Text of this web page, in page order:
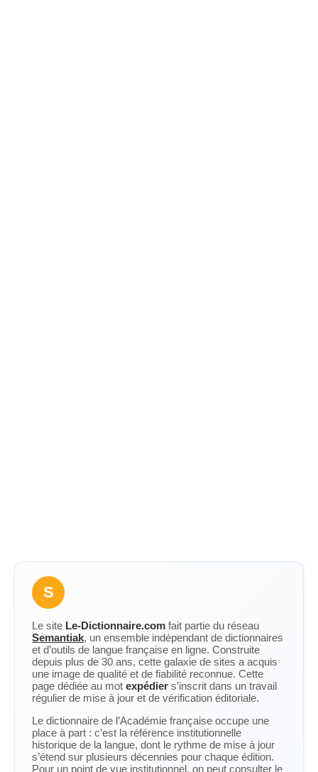
S
Le site Le-Dictionnaire.com fait partie du réseau
Semantiak, un ensemble indépendant de dictionnaires
et d’outils de langue française en ligne. Construite
depuis plus de 30 ans, cette galaxie de sites a acquis
une image de qualité et de fiabilité reconnue. Cette
page dédiée au mot expédier s’inscrit dans un travail
régulier de mise à jour et de vérification éditoriale.
Le dictionnaire de l’Académie française occupe une
place à part : c’est la référence institutionnelle
historique de la langue, dont le rythme de mise à jour
s’étend sur plusieurs décennies pour chaque édition.
Pour un point de vue institutionnel, on peut consulter le